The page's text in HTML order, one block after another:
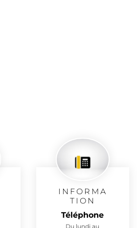
INFORMA
TION
Téléphone
Du lundi au